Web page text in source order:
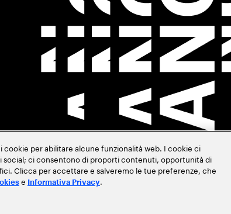
per abilitare alcune funzionalità web. I cookie ci
social; ci consentono di proporti contenuti, opportunità di
Clicca per accettare e salveremo le tue preferenze, che
e Informativa Privacy.